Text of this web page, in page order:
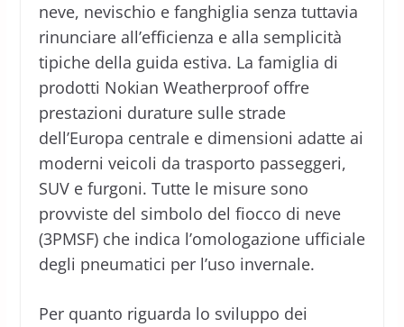
neve, nevischio e fanghiglia senza tuttavia
rinunciare all’efficienza e alla semplicità
tipiche della guida estiva. La famiglia di
prodotti Nokian Weatherproof offre
prestazioni durature sulle strade
dell’Europa centrale e dimensioni adatte ai
moderni veicoli da trasporto passeggeri,
SUV e furgoni. Tutte le misure sono
provviste del simbolo del fiocco di neve
(3PMSF) che indica l’omologazione ufficiale
degli pneumatici per l’uso invernale.
Per quanto riguarda lo sviluppo dei